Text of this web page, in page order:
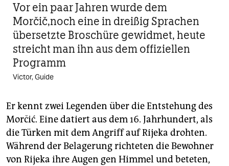
Vor ein paar Jahren wurde dem
Morčič,noch eine in dreißig Sprachen
übersetzte Broschüre gewidmet, heute
streicht man ihn aus dem offiziellen
Programm
Victor, Guide
Er kennt zwei Legenden über die Entstehung des
Morčić. Eine datiert aus dem 16. Jahrhundert, als
die Türken mit dem Angriff auf Rijeka drohten.
Während der Belagerung richteten die Bewohner
von Rijeka ihre Augen gen Himmel und beteten,